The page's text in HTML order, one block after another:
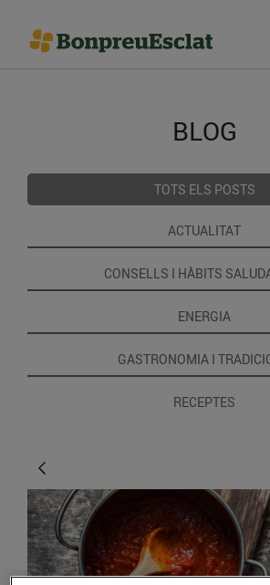
BLOG
TOTS ELS POSTS
ACTUALITAT
CONSELLS I HÀBITS
ENERGIA
GASTRONOMIA I
RECEPTES